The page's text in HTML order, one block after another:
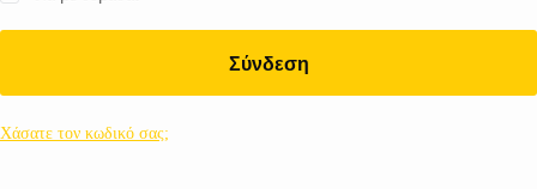
Σύνδεση
Χάσατε τον κωδικό σας;